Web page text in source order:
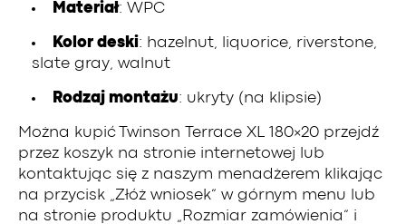
Materiał: WPC
Kolor deski : hazelnut, liquorice, riverstone,
slate gray, walnut
Rodzaj montażu: ukryty (na klipsie)
Można kupić Twinson Terrace XL 180×20 przejdź
przez koszyk na stronie internetowej lub
kontaktując się z naszym menadżerem klikając
na przycisk „Złóż wniosek” w górnym menu lub
na stronie produktu „Rozmiar zamówienia” i